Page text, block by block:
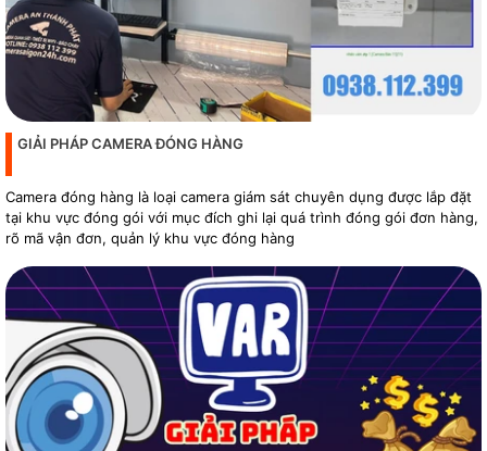
GIẢI PHÁP CAMERA ĐÓNG HÀNG
Camera đóng hàng là loại camera giám sát chuyên dụng được lắp đặt
tại khu vực đóng gói với mục đích ghi lại quá trình đóng gói đơn hàng,
rõ mã vận đơn, quản lý khu vực đóng hàng